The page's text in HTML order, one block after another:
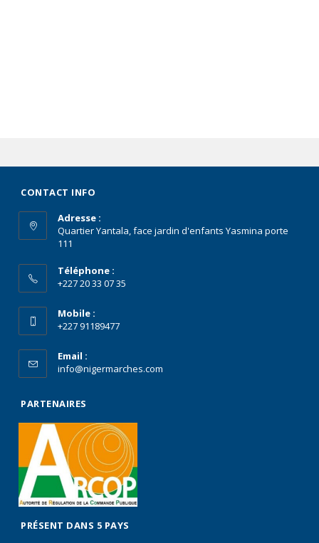
CONTACT INFO
Adresse :
Quartier Yantala, face jardin d'enfants Yasmina porte
111
Téléphone :
+227 20 33 07 35
Mobile :
+227 91189477
Email :
info@nigermarches.com
PARTENAIRES
PRÉSENT DANS 5 PAYS